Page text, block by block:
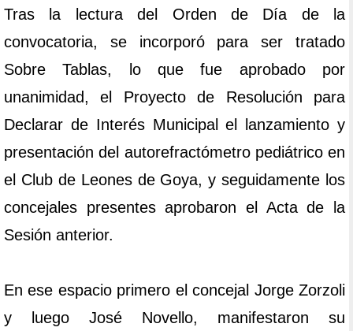
Tras la lectura del Orden de Día de la
convocatoria, se incorporó para ser tratado
Sobre Tablas, lo que fue aprobado por
unanimidad, el Proyecto de Resolución para
Declarar de Interés Municipal el lanzamiento y
presentación del autorefractómetro pediátrico en
el Club de Leones de Goya, y seguidamente los
concejales presentes aprobaron el Acta de la
Sesión anterior.
En ese espacio primero el concejal Jorge Zorzoli
y luego José Novello, manifestaron su